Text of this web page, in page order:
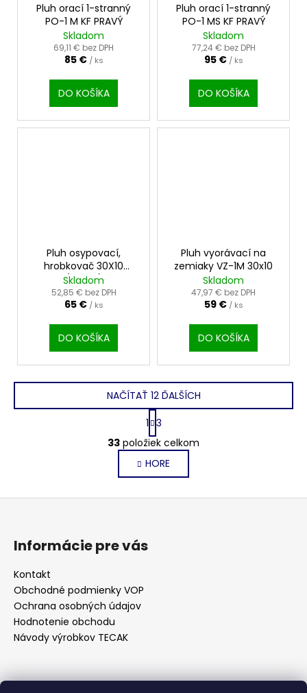
Pluh orací 1-stranný
PO-1 M KF PRAVÝ
Skladom
69,11 € bez DPH
85 € / ks
DO KOŠÍKA
Pluh orací 1-stranný
PO-1 MS KF PRAVÝ
Skladom
77,24 € bez DPH
95 € / ks
DO KOŠÍKA
Pluh osypovací,
hrobkovač 30X10
(dierky)
Skladom
52,85 € bez DPH
65 € / ks
DO KOŠÍKA
Pluh vyorávací na
zemiaky VZ-1M 30x10
Skladom
47,97 € bez DPH
59 € / ks
DO KOŠÍKA
O
v
l
á
d
p
NAČÍTAŤ 12 ĎALŠÍCH
S
t
r
á
n
k
1 3
33 položiek celkom
HORE
Z
Informácie pre vás
Kontakt
Obchodné podmienky VOP
Ochrana osobných údajov
Hodnotenie obchodu
Návody výrobkov TECAK